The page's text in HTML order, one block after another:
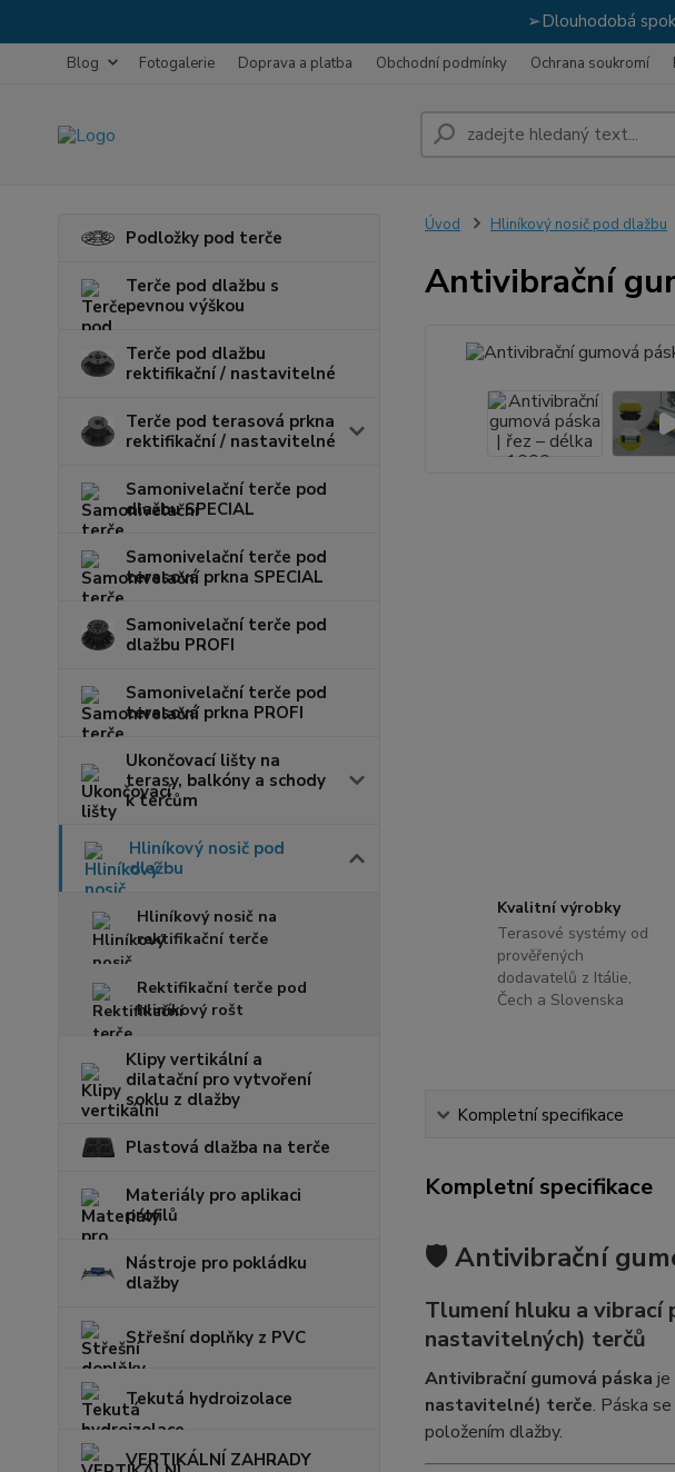
➢Dlouhodobá
Blog Fotogalerie Doprava a platba Obchodní podmínky Ochrana soukromí
Podložky pod terče
Terče pod dlažbu s
pevnou výškou
Terče pod dlažbu
rektifikační / nastavitelné
Terče pod terasová prkna
rektifikační / nastavitelné
Samonivelační terče pod
dlažbu SPECIAL
Samonivelační terče pod
terasová prkna SPECIAL
Samonivelační terče pod
dlažbu PROFI
Samonivelační terče pod
terasová prkna PROFI
Ukončovací lišty na
terasy, balkóny a schody
k terčům
Hliníkový nosič pod
dlažbu
Hliníkový nosič na
rektifikační terče
Rektifikační terče pod
hliníkový rošt
Klipy vertikální a
dilatační pro vytvoření
soklu z dlažby
Plastová dlažba na terče
Materiály pro aplikaci
profilů
Nástroje pro pokládku
dlažby
Střešní doplňky z PVC
Tekutá hydroizolace
VERTIKÁLNÍ ZAHRADY
Úvod Hliníkový nosič pod dlažbu
Antivibrační
Kvalitní výrobky
Terasové systémy od
prověřených
dodavatelů z Itálie,
Čech a Slovenska
Kompletní specifikace
Kompletní specifikace
🛡️ Antivibrační
Tlumení hluku a vibrací
nastavitelných) terčů
Antivibrační gumová páska
nastavitelné) terče. Páska
položením dlažby.